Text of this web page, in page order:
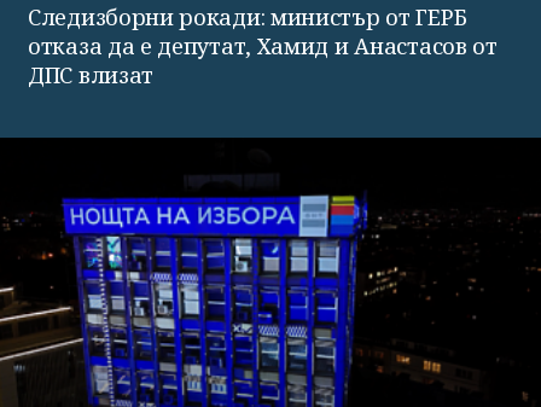
Следизборни рокади: министър от ГЕРБ
отказа да е депутат, Хамид и Анастасов от
ДПС влизат